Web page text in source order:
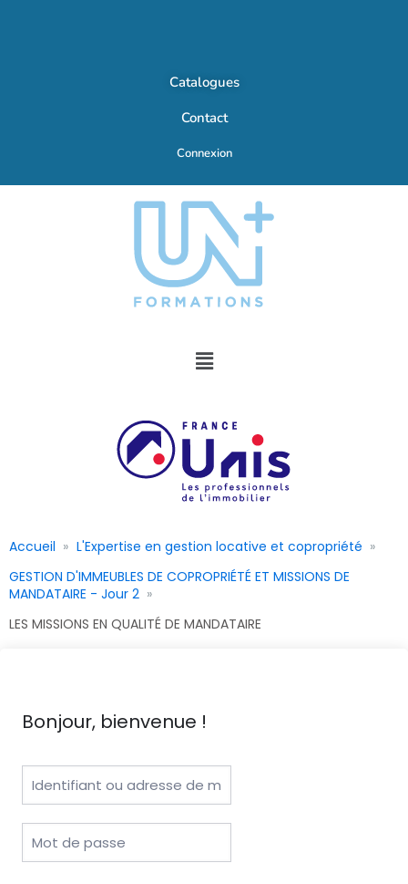
Catalogues
Contact
Connexion
Accueil
L'Expertise en gestion locative et copropriété
GESTION D'IMMEUBLES DE COPROPRIÉTÉ ET MISSIONS DE
MANDATAIRE - Jour 2
LES MISSIONS EN QUALITÉ DE MANDATAIRE
Bonjour, bienvenue !